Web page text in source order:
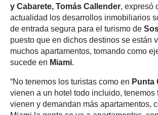
y Cabarete, Tomás Callender, expresó
actualidad los desarrollos inmobiliarios
de entrada segura para el turismo de
puesto que en dichos destinos se están
muchos apartamentos, tomando como
sucede en Miami.
“No tenemos los turistas como en Punta
vienen a un hotel todo incluido, tenemos
vienen y demandan más apartamentos,